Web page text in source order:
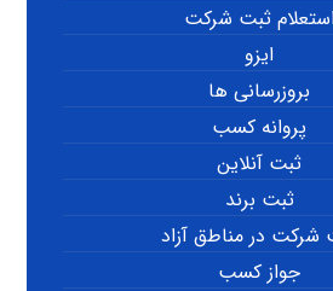
استعلام ثبت شرکت
ایزو
بروزرسانی ها
پروانه کسب
ثبت آنلاین
ثبت برند
شرکت در مناطق آزاد
جواز کسب